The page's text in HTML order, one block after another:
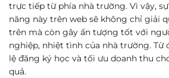
trực tiếp từ phía nhà trường. Vì vậy,
năng này trên web sẽ không chỉ giải
trên mà còn gây ấn tượng tốt với
nghiệp, nhiệt tình của nhà trường. Từ
lệ đăng ký học và tối ưu doanh thu
quả.